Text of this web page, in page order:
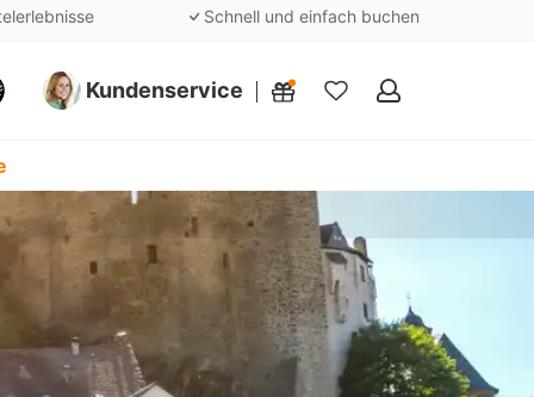
Schnell und einfach buchen
Kundenservice
Meine